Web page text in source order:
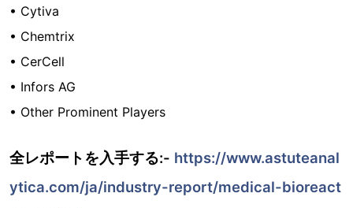
• Cytiva
• Chemtrix
• CerCell
• Infors AG
• Other Prominent Players
全レポートを入手する:- https://www.astuteanal
ytica.com/ja/industry-report/medical-bioreact